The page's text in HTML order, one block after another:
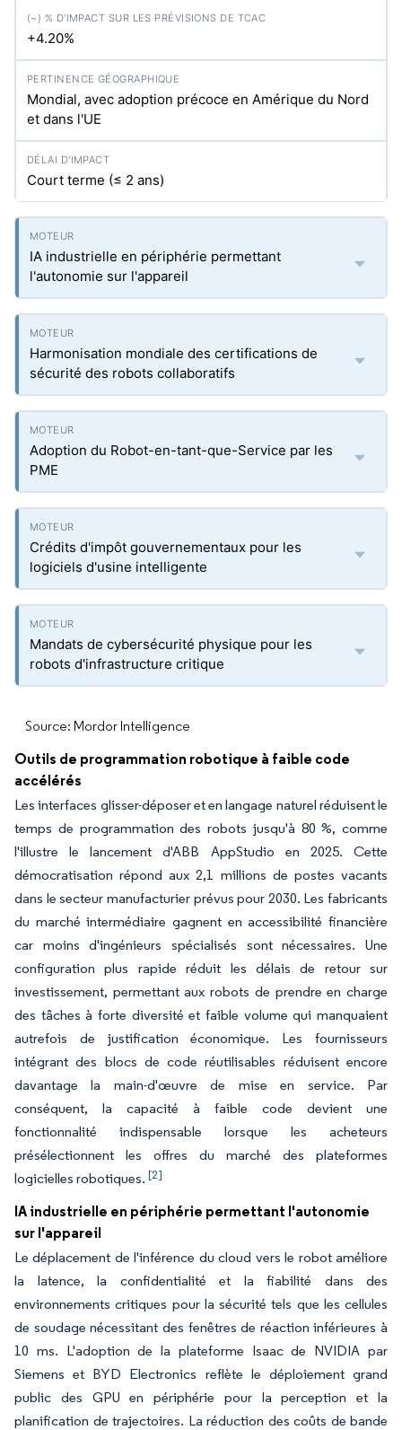
+4.20%
Mondial, avec adoption précoce en Amérique du Nord
et dans l'UE
Court terme (≤ 2 ans)
IA industrielle en périphérie permettant
l'autonomie sur l'appareil
Harmonisation mondiale des certifications de
sécurité des robots collaboratifs
Adoption du Robot-en-tant-que-Service par les
PME
Crédits d'impôt gouvernementaux pour les
logiciels d'usine intelligente
Mandats de cybersécurité physique pour les
robots d'infrastructure critique
Source: Mordor Intelligence
Outils de programmation robotique à faible code
accélérés
Les interfaces glisser-déposer et en langage naturel réduisent le
temps de programmation des robots jusqu'à 80 %, comme
l'illustre le lancement d'ABB AppStudio en 2025. Cette
démocratisation répond aux 2,1 millions de postes vacants
dans le secteur manufacturier prévus pour 2030. Les fabricants
du marché intermédiaire gagnent en accessibilité financière
car moins d'ingénieurs spécialisés sont nécessaires. Une
configuration plus rapide réduit les délais de retour sur
investissement, permettant aux robots de prendre en charge
des tâches à forte diversité et faible volume qui manquaient
autrefois de justification économique. Les fournisseurs
intégrant des blocs de code réutilisables réduisent encore
davantage la main-d'œuvre de mise en service. Par
conséquent, la capacité à faible code devient une
fonctionnalité indispensable lorsque les acheteurs
présélectionnent les offres du marché des plateformes
logicielles robotiques. [2]
IA industrielle en périphérie permettant l'autonomie
sur l'appareil
Le déplacement de l'inférence du cloud vers le robot améliore
la latence, la confidentialité et la fiabilité dans des
environnements critiques pour la sécurité tels que les cellules
de soudage nécessitant des fenêtres de réaction inférieures à
10 ms. L'adoption de la plateforme Isaac de NVIDIA par
Siemens et BYD Electronics reflète le déploiement grand
public des GPU en périphérie pour la perception et la
planification de trajectoires. La réduction des coûts de bande